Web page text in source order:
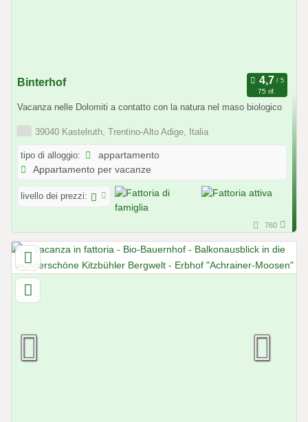
Binterhof
75 rif.
Vacanza nelle Dolomiti a contatto con la natura nel maso biologico
39040 Kastelruth, Trentino-Alto Adige, Italia
tipo di alloggio:
appartamento
Appartamento per vacanze
livello dei prezzi:
760